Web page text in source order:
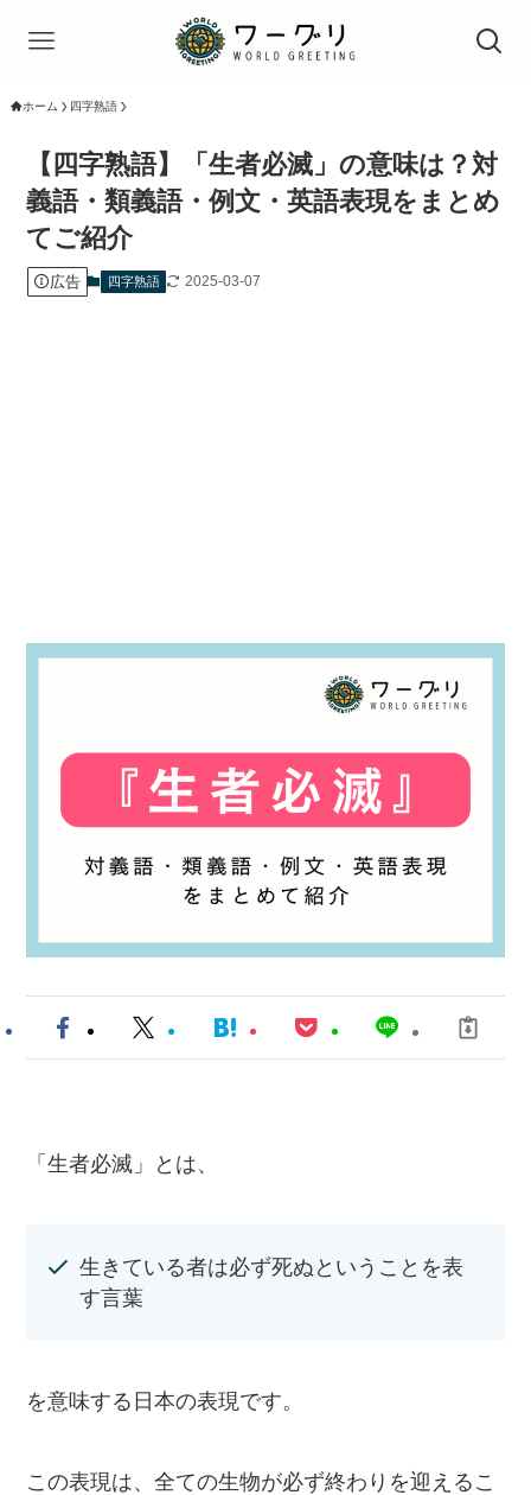
ホーム 四字熟語
【四字熟語】「生者必滅」の意味は？対
義語・類義語・例文・英語表現をまとめ
てご紹介
広告 四字熟語 2025-03-07
「生者必滅」とは、
生きている者は必ず死ぬということを表
す言葉
を意味する日本の表現です。
この表現は、全ての生物が必ず終わりを迎えるこ